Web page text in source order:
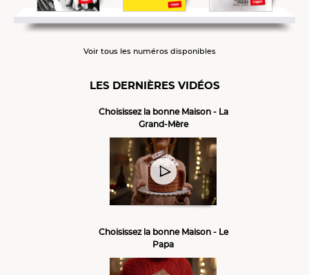
Voir tous les numéros disponibles
LES DERNIÈRES VIDÉOS
Choisissez la bonne Maison - La
Grand-Mère
Choisissez la bonne Maison - Le
Papa